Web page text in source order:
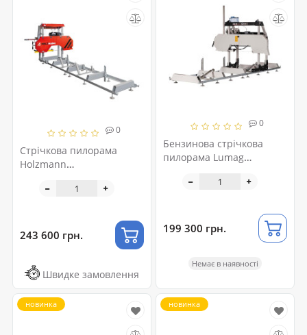
0
Стрічкова пилорама
Holzmann
243 600 грн.
Швидке замовлення
0
Бензинова стрічкова
пилорама Lumag
199 300 грн.
Немає в наявності
новинка новинка